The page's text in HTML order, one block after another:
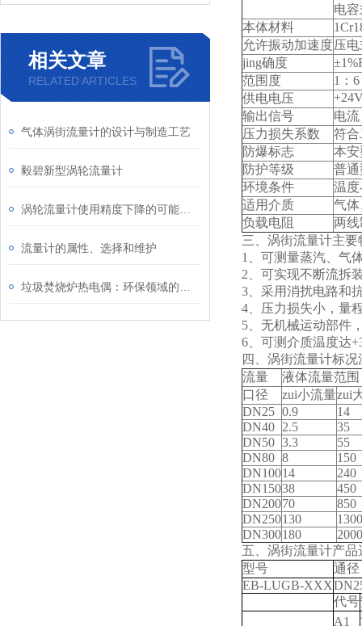
相关文章
RELATED ARTICLES
气体涡街流量计的设计与制造工艺
毅碧新型涡轮流量计
流量计的属性、选择和维护
电容
本体材料
允许振动加速度压电
jing确度
范围度
1 ：
供电电压
输出信号
电
压力损失系数
符
防爆标志
本安
防护等级
普通
环境条件
温度
适用介质
气
负载电阻
两线
三、涡街流量计主要
1
、可测量蒸汽、气
2 、可实现不断流拆
3 、采用消扰电路和
4 、压力损失小，量
5 、无机械运动部件
6 、可测介质温度达
四、涡街流量计标
流量 液体流量范围
口径
zui小流量zui
DN25 0.9
14
DN40 2.5
35
DN50 3.3
55
DN80 8
150
DN10014
240
DN15038
450
DN20070
850
DN250130
1300
DN300180
2000
五、涡街流量计产品
型号
通径
EB-LUGB-XXX
代号
A1